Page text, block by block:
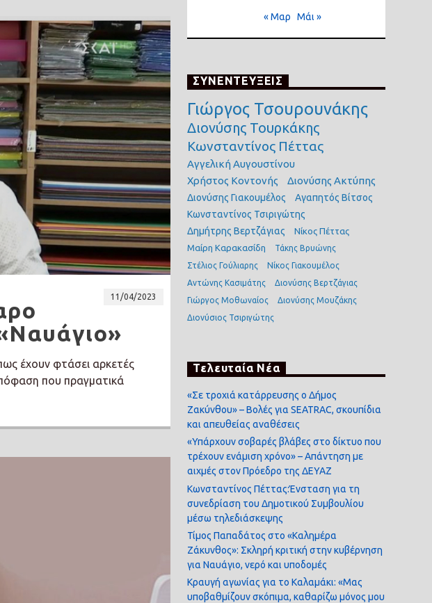
11/04/2023
έχουν φτάσει αρκετές
που πραγματικά
« Μαρ Μάι »
ΣΥΝΕΝΤΕΥΞΕΙΣ
Γιώργος Τσουρουνάκης
Διονύσης Τουρκάκης
Κωνσταντίνος Πέττας
Αγγελική Αυγουστίνου
Χρήστος Κοντονής
Διονύσης Ακτύπης
Διονύσης Γιακουμέλος
Αγαπητός Βίτσος
Κωνσταντίνος Τσιριγώτης
Δημήτρης Βερτζάγιας
Νίκος Πέττας
Μαίρη Καρακασίδη
Τάκης Βρυώνης
Στέλιος Γούλιαρης
Νίκος Γιακουμέλος
Αντώνης Κασιμάτης
Διονύσης Βερτζάγιας
Γιώργος Μοθωναίος
Διονύσης Μουζάκης
Διονύσιος Τσιριγώτης
Τελευταία Νέα
«Σε τροχιά κατάρρευσης ο Δήμος
Ζακύνθου» – Βολές για SEATRAC, σκουπίδια
και απευθείας αναθέσεις
«Υπάρχουν σοβαρές βλάβες στο δίκτυο που
τρέχουν ενάμιση χρόνο» – Απάντηση με
αιχμές στον Πρόεδρο της ΔΕΥΑΖ
Κωνσταντίνος Πέττας:Ένσταση για τη
συνεδρίαση του Δημοτικού Συμβουλίου
μέσω τηλεδιάσκεψης
Τίμος Παπαδάτος στο «Καλημέρα
Ζάκυνθος»: Σκληρή κριτική στην κυβέρνηση
για Ναυάγιο, νερό και υποδομές
Κραυγή αγωνίας για το Καλαμάκι: «Μας
υποβαθμίζουν σκόπιμα, καθαρίζω μόνος μου